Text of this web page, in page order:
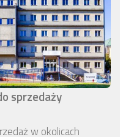
sprzedaży
w okolicach